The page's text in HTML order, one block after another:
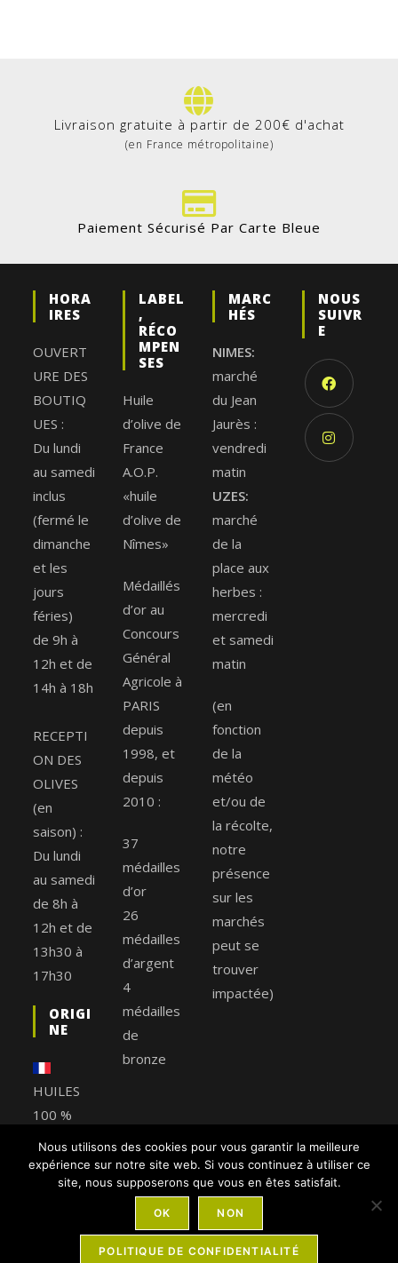
Livraison gratuite à partir de 200€ d'achat
(en France métropolitaine)
Paiement Sécurisé Par Carte Bleue
HORA
IRES
OUVERT
URE DES
BOUTIQ
UES :
Du lundi
au samedi
inclus
(fermé le
dimanche
et les
jours
féries)
de 9h à
12h et de
14h à 18h
RECEPTI
ON DES
OLIVES
(en
saison) :
Du lundi
au samedi
de 8h à
12h et de
13h30 à
17h30
ORIGI
NE
HUILES
100 %
FRANÇAIS
ES
LABEL
,
RÉCO
MPEN
SES
Huile
d’olive de
France
A.O.P.
«huile
d’olive de
Nîmes»
Médaillés
d’or au
Concours
Général
Agricole à
PARIS
depuis
1998, et
depuis
2010 :
37
médailles
d’or
26
médailles
d’argent
4
médailles
de
bronze
MARC
HÉS
NIMES:
marché
du Jean
Jaurès :
vendredi
matin
UZES:
marché
de la
place aux
herbes :
mercredi
et samedi
matin
(en
fonction
de la
météo
et/ou de
la récolte,
notre
présence
sur les
marchés
peut se
trouver
impactée)
NOUS
SUIVR
E
Nous utilisons des cookies pour vous garantir la meilleure
expérience sur notre site web. Si vous continuez à utiliser ce
site, nous supposerons que vous en êtes satisfait.
OK NON
POLITIQUE DE CONFIDENTIALITÉ